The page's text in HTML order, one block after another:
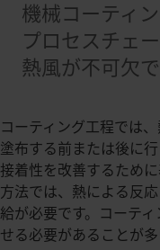
機械コーティ
プロセスチェ
熱風が不可欠で
コーティング工程では
塗布する前または後に
接着性を改善するため
方法では、熱による反
給が必要です。コーテ
せる必要があることが多